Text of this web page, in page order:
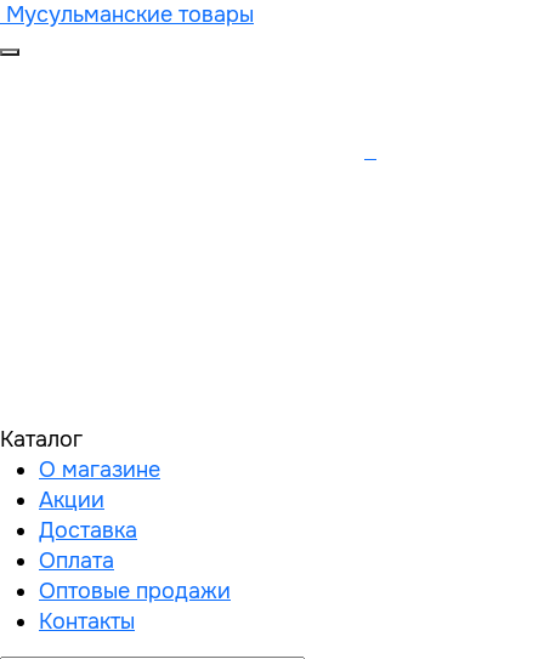
Мусульманские товары
Каталог
О магазине
Акции
Доставка
Оплата
Оптовые продажи
Контакты